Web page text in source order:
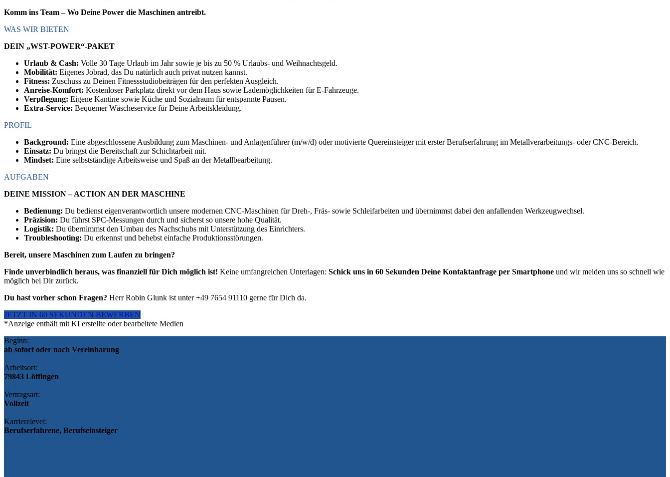
Komm ins Team – Wo Deine Power die Maschinen antreibt.
WAS WIR BIETEN
DEIN „WST-POWER“-PAKET
Urlaub & Cash: Volle 30 Tage Urlaub im Jahr sowie je bis zu 50 % Urlaubs- und Weihnachtsgeld.
Mobilität: Eigenes Jobrad, das Du natürlich auch privat nutzen kannst.
Fitness: Zuschuss zu Deinen Fitnessstudiobeiträgen für den perfekten Ausgleich.
Anreise-Komfort: Kostenloser Parkplatz direkt vor dem Haus sowie Lademöglichkeiten für E-Fahrzeuge.
Verpflegung: Eigene Kantine sowie Küche und Sozialraum für entspannte Pausen.
Extra-Service: Bequemer Wäscheservice für Deine Arbeitskleidung.
PROFIL
Background: Eine abgeschlossene Ausbildung zum Maschinen- und Anlagenführer (m/w/d) oder motivierte Quereinsteiger mit erster Berufserfahrung im Metallverarbeitungs- oder CNC-Bereich.
Einsatz: Du bringst die Bereitschaft zur Schichtarbeit mit.
Mindset: Eine selbstständige Arbeitsweise und Spaß an der Metallbearbeitung.
AUFGABEN
DEINE MISSION – ACTION AN DER MASCHINE
Bedienung: Du bedienst eigenverantwortlich unsere modernen CNC-Maschinen für Dreh-, Fräs- sowie Schleifarbeiten und übernimmst dabei den anfallenden Werkzeugwechsel.
Präzision: Du führst SPC-Messungen durch und sicherst so unsere hohe Qualität.
Logistik: Du übernimmst den Umbau des Nachschubs mit Unterstützung des Einrichters.
Troubleshooting: Du erkennst und behebst einfache Produktionsstörungen.
Bereit, unsere Maschinen zum Laufen zu bringen?
Finde unverbindlich heraus, was finanziell für Dich möglich ist! Keine umfangreichen Unterlagen: Schick uns in 60 Sekunden Deine Kontaktanfrage per Smartphone und wir melden uns so schnell wie
möglich bei Dir zurück.
Du hast vorher schon Fragen? Herr Robin Glunk ist unter +49 7654 91110 gerne für Dich da.
JETZT IN 60 SEKUNDEN BEWERBEN
*Anzeige enthält mit KI erstellte oder bearbeitete Medien
Beginn:
ab sofort oder nach Vereinbarung
Arbeitsort:
79843 Löffingen
Vertragsart:
Vollzeit
Karrierelevel:
Berufserfahrene, Berufseinsteiger